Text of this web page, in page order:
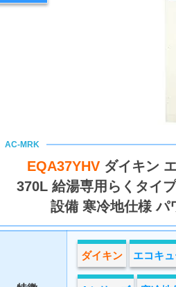
EQA37YHV ダイキン
370L 給湯専用らくタイ
設備 寒冷地仕様 パ
ダイキン エコキュ